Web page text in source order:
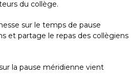
du collège.
sur le temps de pause
et partage le repas des collègiens
la pause méridienne vient